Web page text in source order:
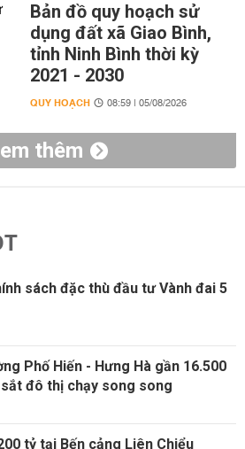
Bản đồ quy hoạch sử
dụng đất xã Giao Bình,
tỉnh Ninh Bình thời kỳ
2021 - 2030
QUY HOẠCH 08:59 | 05/08/2026
thêm
sách đặc thù đầu tư Vành đai 5
Phố Hiến - Hưng Hà gần 16.500
đô thị chạy song song
tỷ tại Bến cảng Liên Chiểu